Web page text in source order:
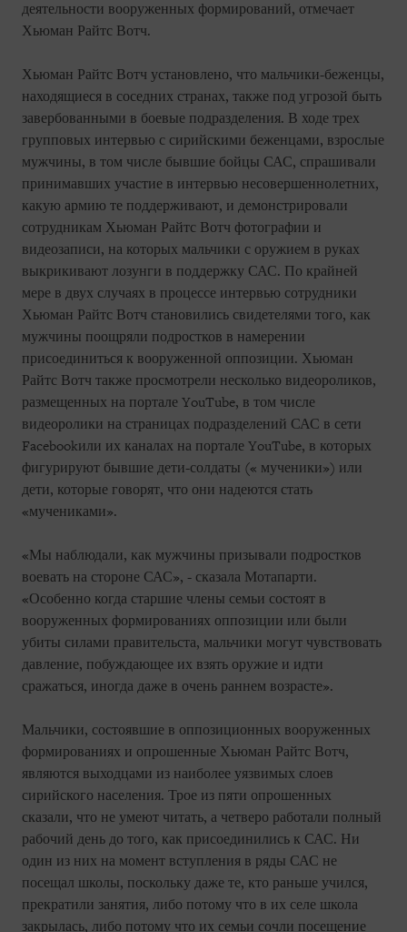
деятельности вооруженных формирований, отмечает
Хьюман Райтс Вотч.
Хьюман Райтс Вотч установлено, что мальчики-беженцы,
находящиеся в соседних странах, также под угрозой быть
завербованными в боевые подразделения. В ходе трех
групповых интервью с сирийскими беженцами, взрослые
мужчины, в том числе бывшие бойцы САС, спрашивали
принимавших участие в интервью несовершеннолетних,
какую армию те поддерживают, и демонстрировали
сотрудникам Хьюман Райтс Вотч фотографии и
видеозаписи, на которых мальчики с оружием в руках
выкрикивают лозунги в поддержку САС. По крайней
мере в двух случаях в процессе интервью сотрудники
Хьюман Райтс Вотч становились свидетелями того, как
мужчины поощряли подростков в намерении
присоединиться к вооруженной оппозиции. Хьюман
Райтс Вотч также просмотрели несколько видеороликов,
размещенных на портале YouTube, в том числе
видеоролики на страницах подразделений САС в сети
Facebookили их каналах на портале YouTube, в которых
фигурируют бывшие дети-солдаты (« мученики») или
дети, которые говорят, что они надеются стать
«мучениками».
«Мы наблюдали, как мужчины призывали подростков
воевать на стороне САС», - сказала Мотапарти.
«Особенно когда старшие члены семьи состоят в
вооруженных формированиях оппозиции или были
убиты силами правительста, мальчики могут чувствовать
давление, побуждающее их взять оружие и идти
сражаться, иногда даже в очень раннем возрасте».
Мальчики, состоявшие в оппозиционных вооруженных
формированиях и опрошенные Хьюман Райтс Вотч,
являются выходцами из наиболее уязвимых слоев
сирийского населения. Трое из пяти опрошенных
сказали, что не умеют читать, а четверо работали полный
рабочий день до того, как присоединились к САС. Ни
один из них на момент вступления в ряды САС не
посещал школы, поскольку даже те, кто раньше учился,
прекратили занятия, либо потому что в их селе школа
закрылась, либо потому что их семьи сочли посещение